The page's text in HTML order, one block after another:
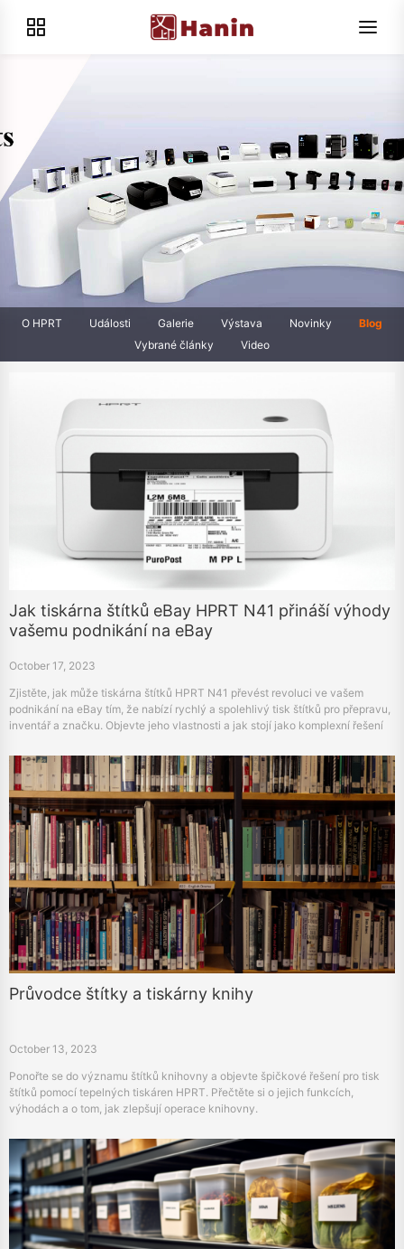
O HPRT Události Galerie Výstava Novinky
Blog
Vybrané články
Video
Jak tiskárna štítků eBay HPRT N41 přináší výhody
vašemu podnikání na eBay
October 17, 2023
Zjistěte, jak může tiskárna štítků HPRT N41 převést revoluci ve vašem
podnikání na eBay tím, že nabízí rychlý a spolehlivý tisk štítků pro přepravu,
inventář a značku. Objevte jeho vlastnosti a jak stojí jako komplexní řešení
Průvodce štítky a tiskárny knihy
October 13, 2023
Ponořte se do významu štítků knihovny a objevte špičkové řešení pro tisk
štítků pomocí tepelných tiskáren HPRT. Přečtěte si o jejich funkcích,
výhodách a o tom, jak zlepšují operace knihovny.